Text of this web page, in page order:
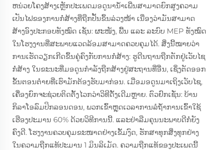
ຫນ່ວຍໂຄງສ້າງເຫຼັກປະເພດມອດູນານ້ຳເພີ່ນສາມາດຍົກສູງຄວາມ
ເປັນໄຟຂອງການກໍ່ສ້າງທີ່ຖືກປັ້ນຂຶ້ນລ່ວງໜ້າ ເນື່ອງວ່າມັນສາມາດ
ສ້າງອົງປະກອບທັງໝົດ ເຊັ່ນ: ຜະໜັງ, ພື້ນ ແລະ ລະບົບ MEP ທັງໝົດ
ໃນໂຮງງານທີ່ສະພາບແວດລ້ອມສາມາດຄວບຄຸມໄດ້. ສິ່ງນີ້ໝາຍວ່າ
ການເຮັດວຽກເກີດຂຶ້ນຄູ່ຄົງກັບການກໍ່ສ້າງ: ຮູດີນຖານຖືກຕັກຢູ່ເວັບໄຊ
ກໍ່ສ້າງ ໃນຂະນະທີ່ມອດູນກຳລັງຖືກສ້າງຢູ່ສະຖານທີ່ອື່ນ, ເຊິ່ງຕັດອອກ
ຂັ້ນຕອນຕ່ຳຍທີ່ເຮົາມັກຕ້ອງຮັບມາກ່ອນ. ເມື່ອມອດູນມາເຖິງເວັບໄຊ,
ເຄື່ອງຍົກຈະຊ່ວຍຕິດຕັ້ງໄວກວ່າວິທີດັ້ງເດີມຫຼາຍ. ຕົວຢົກເຊັ່ນ: ບ້ານ
ກິລາໂອລົມປິກລອນດອນ, ພວກເຂົ້າຫຼຸດເວລາການລໍຖ້ຳການເຂົ້າໃຊ້
ເຮືອງປະມານ 60% ດ້ວຍວິທີການນີ້. ແລະຢ່າລືມຄຸນນະພາບດີກໍ່ຍັງ
ຄົງດີ. ໂຮງງານຄວບຄຸມຂະໜາດຢ່າງເຂັ້ມງົດ, ຮັກສາທຸກສິ່ງທຸກຢ່າງ
ໃນຄວາມຖືກແທ້ປະມານ 1 ມິນລິເມັດ. ຄວາມຖືກແທ້ຂອງປະເພດນີ້